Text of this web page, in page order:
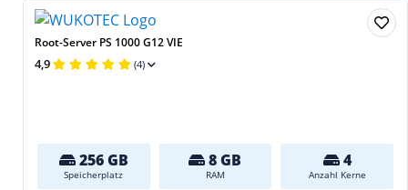
Root-Server PS 1000 G12 VIE
4,9 (4)
256 GB
Speicherplatz
8 GB
RAM
4
Anzahl Kerne